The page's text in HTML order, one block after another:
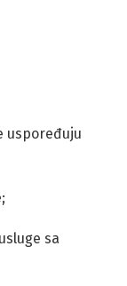
uspoređuju
sa